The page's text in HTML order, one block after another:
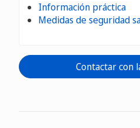
Información práctica
Medidas de seguridad
Contactar con